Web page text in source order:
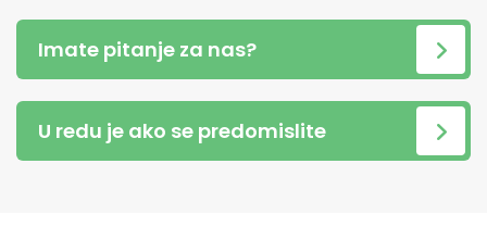
Imate pitanje za nas?
U redu je ako se predomislite